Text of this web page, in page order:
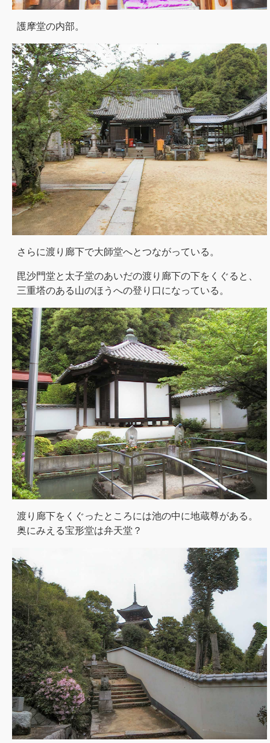
護摩堂の内部。
さらに渡り廊下で大師堂へとつながっている。
毘沙門堂と太子堂のあいだの渡り廊下の下をくぐると、
三重塔のある山のほうへの登り口になっている。
渡り廊下をくぐったところには池の中に地蔵尊がある。
奥にみえる宝形堂は弁天堂？